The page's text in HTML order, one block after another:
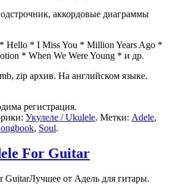
аккордовые диаграммы
Hello * I Miss You * Million Years Ago *
* When We Were Young * и др.
zip архив. На английском языке.
регистрация.
Укулеле / Ukulele. Метки: Adele,
, Soul.
For Guitar
Лучшее от Адель для гитары.